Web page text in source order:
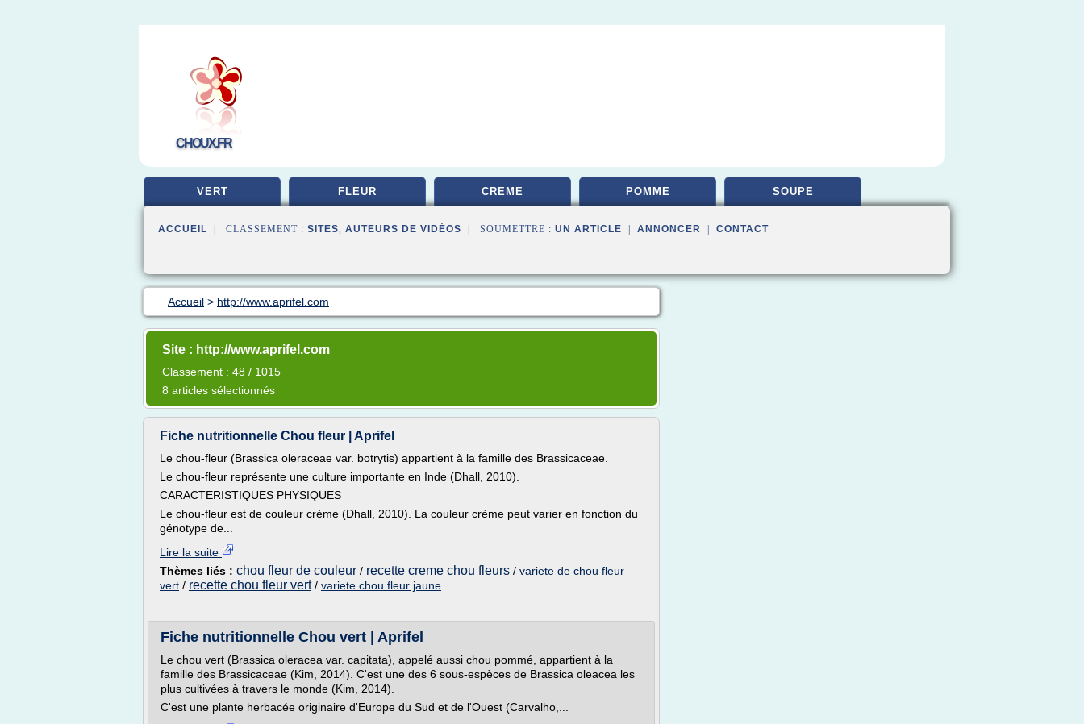
CHOUX.FR
VERT FLEUR CREME POMME SOUPE
ACCUEIL | CLASSEMENT : SITES, AUTEURS DE VIDÉOS | SOUMETTRE : UN ARTICLE ANNONCER CONTACT
Accueil > http://www.aprifel.com
Site : http://www.aprifel.com
Classement : 48 / 1015
8 articles sélectionnés
Fiche nutritionnelle Chou fleur | Aprifel
Le chou-fleur (Brassica oleraceae var. botrytis) appartient à la famille des Brassicaceae.
Le chou-fleur représente une culture importante en Inde (Dhall, 2010).
CARACTERISTIQUES PHYSIQUES
Le chou-fleur est de couleur crème (Dhall, 2010). La couleur crème peut varier en fonction du
génotype de...
Lire la suite
Thèmes liés : chou fleur de couleur / recette creme chou fleurs / variete de chou fleur
vert / recette chou fleur vert/ variete chou fleur jaune
Fiche nutritionnelle Chou vert | Aprifel
Le chou vert (Brassica oleracea var. capitata), appelé aussi chou pommé, appartient à la
famille des Brassicaceae (Kim, 2014). C'est une des 6 sous-espèces de Brassica oleacea les
plus cultivées à travers le monde (Kim, 2014).
C'est une plante herbacée originaire d'Europe du Sud et de l'Ouest (Carvalho,...